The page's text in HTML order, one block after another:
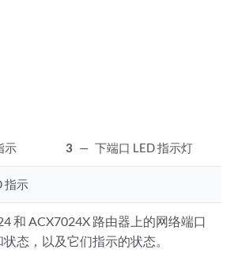
示 3 — 下端口 LED 指示灯
指示
和 ACX7024X 路由器上的网络端口
态，以及它们指示的状态。